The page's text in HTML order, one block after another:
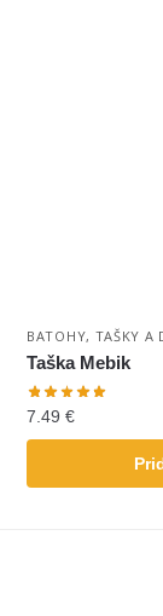
BATOHY, TAŠKY A
Taška Mebik
7.49 €